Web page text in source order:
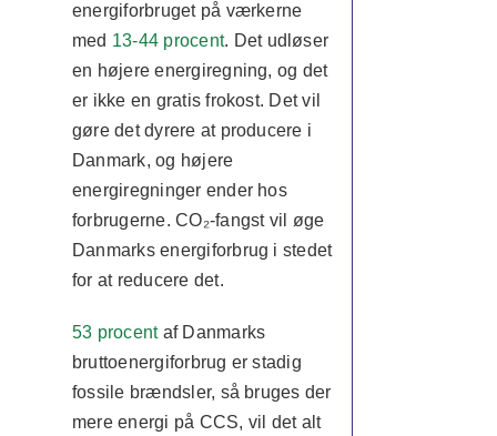
energiforbruget på værkerne
med 13-44 procent. Det udløser
en højere energiregning, og det
er ikke en gratis frokost. Det vil
gøre det dyrere at producere i
Danmark, og højere
energiregninger ender hos
forbrugerne. CO₂-fangst vil øge
Danmarks energiforbrug i stedet
for at reducere det.
53 procentaf Danmarks
bruttoenergiforbrug er stadig
fossile brændsler, så bruges der
mere energi på CCS, vil det alt